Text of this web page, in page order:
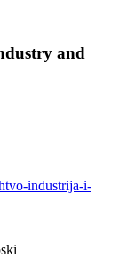
and
industrija-i-